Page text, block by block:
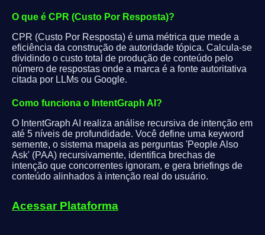
O que é CPR (Custo Por Resposta)?
CPR (Custo Por Resposta) é uma métrica que mede a
eficiência da construção de autoridade tópica. Calcula-se
dividindo o custo total de produção de conteúdo pelo
número de respostas onde a marca é a fonte autoritativa
citada por LLMs ou Google.
Como funciona o IntentGraph AI?
O IntentGraph AI realiza análise recursiva de intenção em
até 5 níveis de profundidade. Você define uma keyword
semente, o sistema mapeia as perguntas 'People Also
Ask' (PAA) recursivamente, identifica brechas de
intenção que concorrentes ignoram, e gera briefings de
conteúdo alinhados à intenção real do usuário.
Acessar Plataforma